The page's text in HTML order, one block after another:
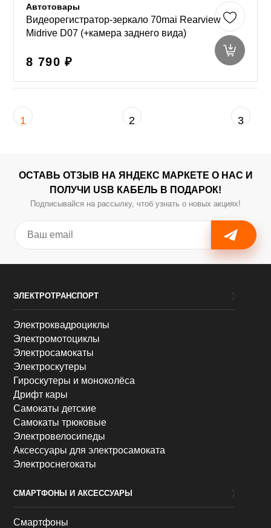
Автотовары
Видеорегистратор-зеркало 70mai Rearview
Midrive D07 (+камера заднего вида)
8 790 ₽
1 2 3
ОСТАВЬ ОТЗЫВ НА ЯНДЕКС МАРКЕТЕ О НАС И
ПОЛУЧИ USB КАБЕЛЬ В ПОДАРОК!
Подписывайся на рассылку, чтоб узнать о новых акциях!
ЭЛЕКТРОТРАНСПОРТ
Электроквадроциклы
Электромотоциклы
Электросамокаты
Электроскутеры
Гироскутеры и моноколёса
Дрифт кары
Самокаты детские
Самокаты трюковые
Электровелосипеды
Аксессуары для электросамоката
Электроснегокаты
СМАРТФОНЫ И АКСЕССУАРЫ
Смартфоны